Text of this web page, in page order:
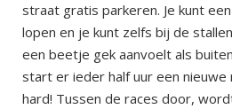
straat gratis parkeren. Je kunt
lopen en je kunt zelfs bij de
een beetje gek aanvoelt als
start er ieder half uur een
hard! Tussen de races door,